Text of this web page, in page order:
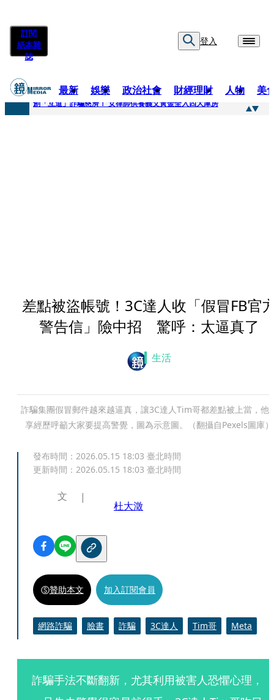
訂閱
紙本雜
誌
登入
最新 娛樂 政治社會 財經理財 人物 美
快訊
創「互道」詐騙慈濟！ 女律師供養義父黃金全入四大庫房
差點被盜帳號！3C達人收「假冒FB官
警告信」險中招 驚呼：太逼真了
生活
詐騙集團假冒郵件越來越逼真，讓3C達人Tim哥都差點被上當，他
享經歷呼籲大家要提高警覺，圖為示意圖。（翻攝自Pexels圖庫）
發布時間： 2026.05.15 18:03 臺北時間
更新時間： 2026.05.15 18:03 臺北時間
文
杜大澂
贊助本文 加入訂閱會員
網路詐騙 臉書 詐騙 3C達人 Tim哥 Meta
詐騙手法不斷翻新，尤其利用被害人恐懼心理，